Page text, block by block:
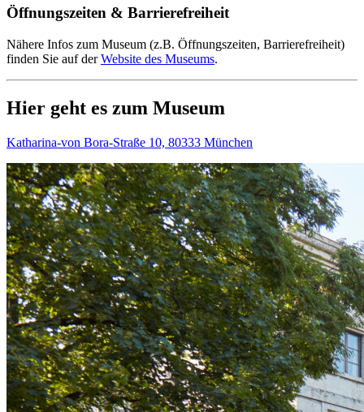
Öffnungszeiten & Barrierefreiheit
Nähere Infos zum Museum (z.B. Öffnungszeiten, Barrierefreiheit)
finden Sie auf derWebsite des Museums.
Hier geht es zum Museum
Katharina-von Bora-Straße 10, 80333 München